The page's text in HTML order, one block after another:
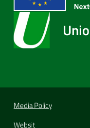
Media Policy
Websit